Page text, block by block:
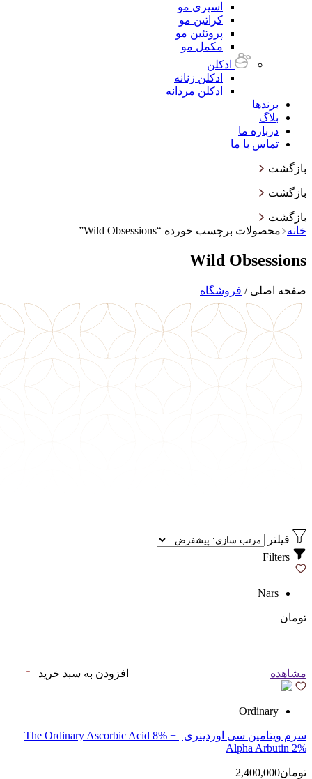
اسپری مو
کراتین مو
پروتئین مو
مکمل مو
ادکلن
ادکلن زنانه
ادکلن مردانه
برندها
بلاگ
درباره ما
تماس با ما
بازگشت
بازگشت
بازگشت
خانه
محصولات برچسب خورده “Wild Obsessions”
Wild Obsessions
صفحه اصلی / فروشگاه
فیلتر
Nars
تومان
مشاهده افزودن به سبد خرید
Ordinary
سرم ویتامین سی اوردینری | The Ordinary Ascorbic Acid 8% +
Alpha Arbutin 2%
تومان2,400,000